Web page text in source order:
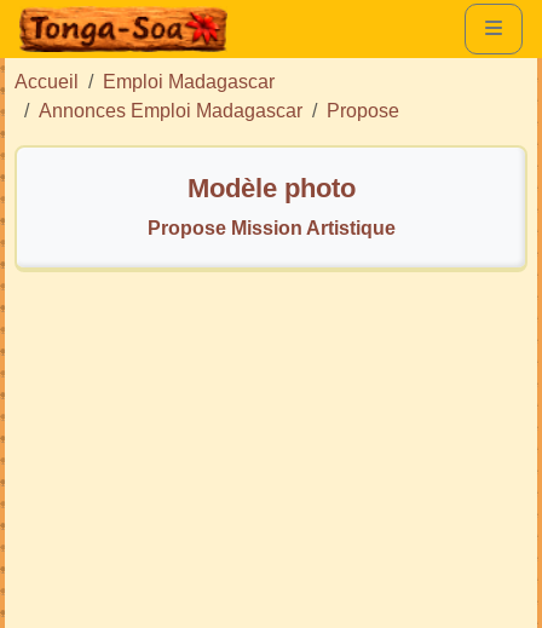
Accueil
Emploi Madagascar
Annonces Emploi Madagascar
Propose
Modèle photo
Propose Mission Artistique